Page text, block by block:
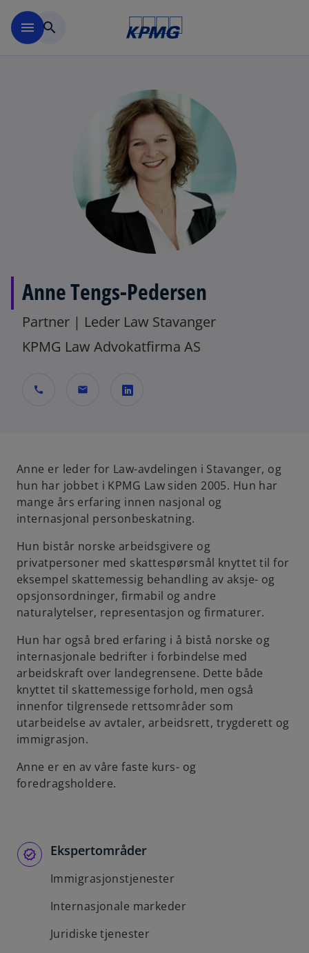
menu search
Anne Tengs-Pedersen
Partner | Leder Law Stavanger
KPMG Law Advokatfirma AS
call mail
n
s
i
n
n
e
w
t
a
b
Anne er leder for Law-avdelingen i Stavanger, og
hun har jobbet i KPMG Law siden 2005. Hun har
mange års erfaring innen nasjonal og
internasjonal personbeskatning.
Hun bistår norske arbeidsgivere og
privatpersoner med skattespørsmål knyttet til for
eksempel skattemessig behandling av aksje- og
opsjonsordninger, firmabil og andre
naturalytelser, representasjon og firmaturer.
Hun har også bred erfaring i å bistå norske og
internasjonale bedrifter i forbindelse med
arbeidskraft over landegrensene. Dette både
knyttet til skattemessige forhold, men også
innenfor tilgrensede rettsområder som
utarbeidelse av avtaler, arbeidsrett, trygderett og
immigrasjon.
Anne er en av våre faste kurs- og
foredragsholdere.
Ekspertområder
Immigrasjonstjenester
Internasjonale markeder
Juridiske tjenester